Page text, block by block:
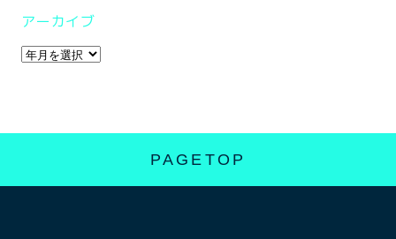
アーカイブ
PAGETOP